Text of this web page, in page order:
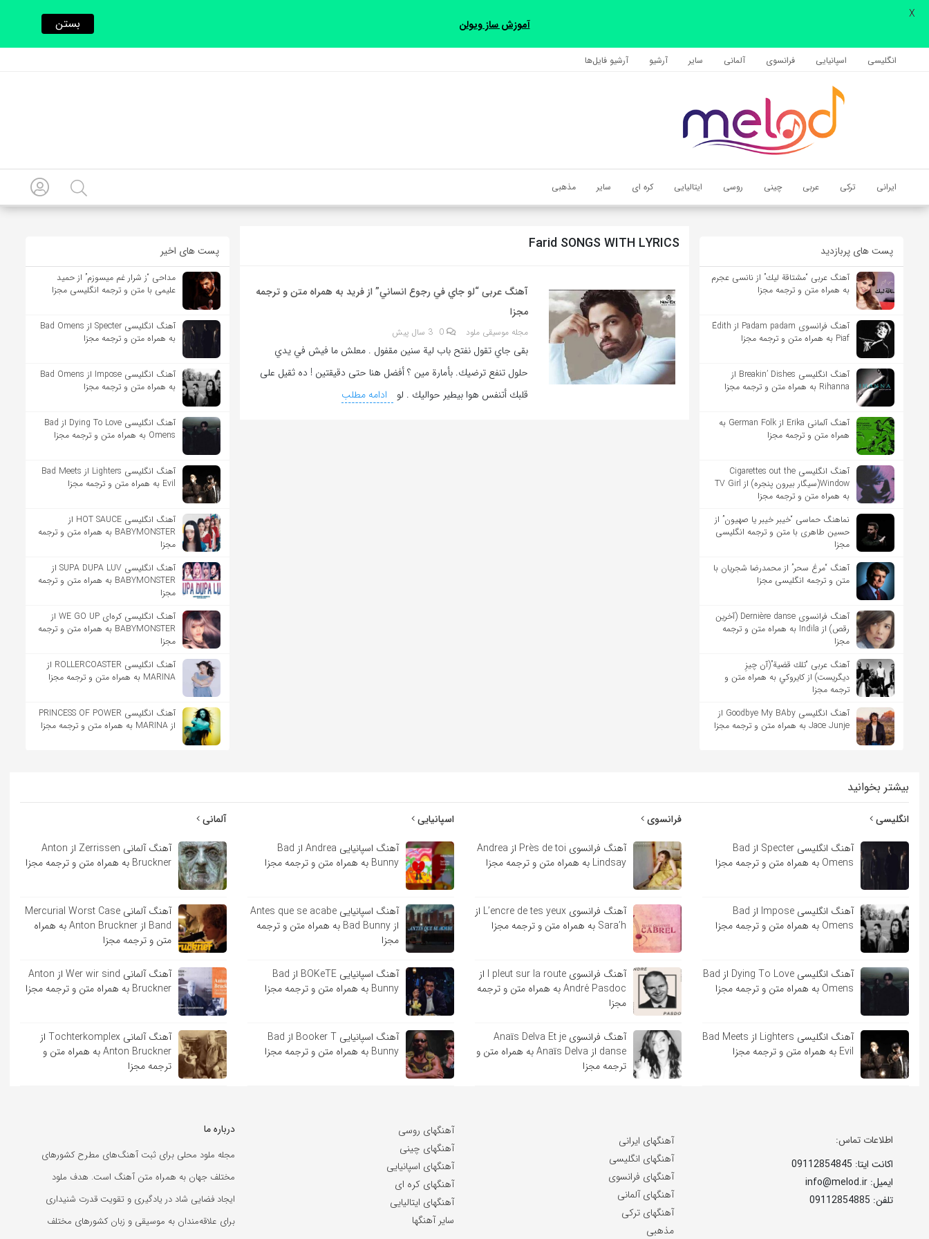
انگلیسی اسپانیایی فرانسوی آلمانی سایر آرشیو آرشیو فایل‌‎ها
ایرانی ترکی عربی چینی روسی ایتالیایی کره ای سایر مذهبی
اشتراک گذاری
با استفاده از روش‌های زیر می‌توانید این صفحه را با دوستان خود به
کپی لینک
پست های پربازدید
آهنگ عربی “مشتاقة لیك” از نانسی عجرم
به همراه متن و ترجمه مجزا
آهنگ فرانسوی Padam padam از Édith
Piaf به همراه متن و ترجمه مجزا
آهنگ انگلیسی Breakin’ Dishes از
Rihanna به همراه متن و ترجمه مجزا
آهنگ آلمانی Erika از German Folk به
همراه متن و ترجمه مجزا
آهنگ انگلیسی Cigarettes out the
Window(سیگار بیرون پنجره) از TV Girl
به همراه متن و ترجمه مجزا
نماهنگ حماسی “خیبر خیبر یا صهیون” از
حسین طاهری با متن و ترجمه انگلیسی
مجزا
آهنگ “مرغ سحر” از محمدرضا شجریان با
متن و ترجمه انگلیسی مجزا
آهنگ فرانسوی Dernière danse (آخرین
رقص) از Indila به همراه متن و ترجمه
مجزا
آهنگ عربی “تلك قضية”(آن چیزِ
دیگریست) از كايروكي به همراه متن و
ترجمه مجزا
آهنگ انگلیسی Goodbye My BAby از
Jace Junje به همراه متن و ترجمه مجزا
Farid SONGS WITH LYRICS
آهنگ عربی “لو جاي في رجوع انساني” از فريد به همراه متن و ترجمه
مجزا
مجله موسیقی ملود 0 3 سال پیش
بقى جاي تقول نفتح باب لية سنين مقفول . معلش ما فيش في يدي
حلول تنفع ترضيك. بأمارة مين ؟ أفضل هنا حتى دقيقتين ! ده ثقيل على
قلبك أتنفس هوا بيطير حواليك . لو
ادامه مطلب
پست های اخیر
مداحی “ز شرار غم میسوزم” از حمید
علیمی با متن و ترجمه انگلیسی مجزا
آهنگ انگلیسی Specter از Bad Omens
به همراه متن و ترجمه مجزا
آهنگ انگلیسی Impose از Bad Omens
به همراه متن و ترجمه مجزا
آهنگ انگلیسی Dying To Love از Bad
Omens به همراه متن و ترجمه مجزا
آهنگ انگلیسی Lighters از Bad Meets
Evil به همراه متن و ترجمه مجزا
آهنگ انگلیسی HOT SAUCE از
BABYMONSTER به همراه متن و ترجمه
مجزا
آهنگ انگلیسی SUPA DUPA LUV از
BABYMONSTER به همراه متن و ترجمه
مجزا
آهنگ انگلیسی کره‌ای WE GO UP از
BABYMONSTER به همراه متن و ترجمه
مجزا
آهنگ انگلیسی ROLLERCOASTER از
MARINA به همراه متن و ترجمه مجزا
آهنگ انگلیسی PRINCESS OF POWER
از MARINA به همراه متن و ترجمه مجزا
بیشتر بخوانید
انگلیسی
آهنگ انگلیسی Specter از Bad
Omens به همراه متن و ترجمه مجزا
آهنگ انگلیسی Impose از Bad
Omens به همراه متن و ترجمه مجزا
آهنگ انگلیسی Dying To Love از Bad
Omens به همراه متن و ترجمه مجزا
آهنگ انگلیسی Lighters از Bad Meets
Evil به همراه متن و ترجمه مجزا
فرانسوی
آهنگ فرانسوی Près de toi از Andrea
Lindsay به همراه متن و ترجمه مجزا
آهنگ فرانسوی L’encre de tes yeux از
Sara’h به همراه متن و ترجمه مجزا
آهنگ فرانسوی l pleut sur la route از
André Pasdoc به همراه متن و ترجمه
مجزا
آهنگ فرانسوی Anaïs Delva Et je
danse از Anaïs Delva به همراه متن و
ترجمه مجزا
اسپانیایی
آهنگ اسپانیایی Andrea از Bad
Bunny به همراه متن و ترجمه مجزا
آهنگ اسپانیایی Antes que se acabe
از Bad Bunny به همراه متن و ترجمه
مجزا
آهنگ اسپانیایی BOKeTE از Bad
Bunny به همراه متن و ترجمه مجزا
آهنگ اسپانیایی Booker T از Bad
Bunny به همراه متن و ترجمه مجزا
آلمانی
آهنگ آلمانی Zerrissen از Anton
Bruckner به همراه متن و ترجمه مجزا
آهنگ آلمانی Mercurial Worst Case
Band از Anton Bruckner به همراه
متن و ترجمه مجزا
آهنگ آلمانی Wer wir sind از Anton
Bruckner به همراه متن و ترجمه مجزا
آهنگ آلمانی Tochterkomplex از
Anton Bruckner به همراه متن و
ترجمه مجزا
اطلاعات تماس:
اکانت ایتا: 09112854845
ایمیل: info@melod.ir
تلفن: 09112854885
آهنگهای ایرانی
آهنگهای انگلیسی
آهنگهای فرانسوی
آهنگهای آلمانی
آهنگهای ترکی
مذهبی
آهنگهای روسی
آهنگهای چینی
آهنگهای اسپانیایی
آهنگهای کره ای
آهنگهای ایتالیایی
سایر آهنگها
درباره ما
مجله ملود محلی برای ثبت آهنگ‌های مطرح کشورهای
مختلف جهان به همراه متن آهنگ است. هدف ملود
ایجاد فضایی شاد در یادگیری و تقویت قدرت شنیداری
برای علاقه‌مندان به موسیقی و زبان کشورهای مختلف
آموزش ساز ویولن بستن
X